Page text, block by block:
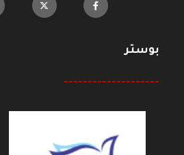
بوستر
--------------------